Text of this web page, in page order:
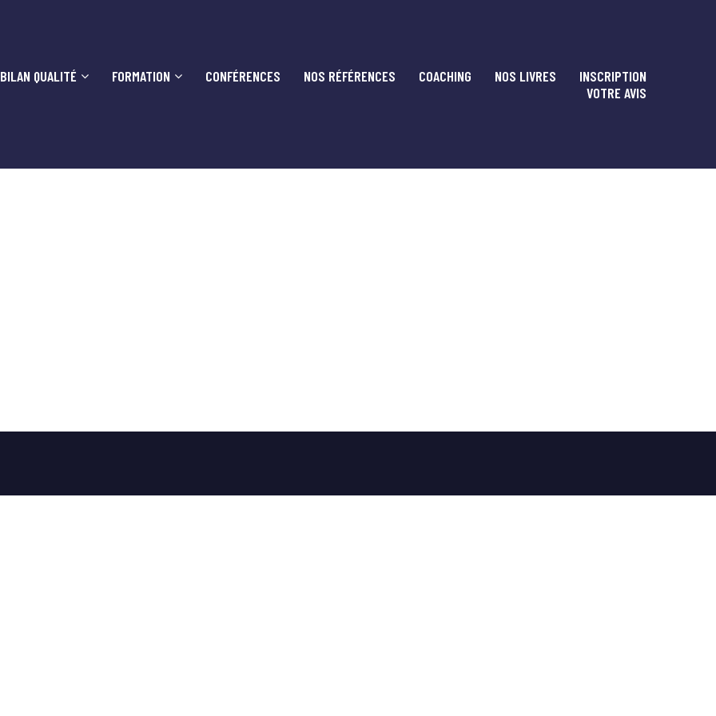
BILAN QUALITÉ FORMATION CONFÉRENCES NOS RÉFÉRENCES COACHING NOS LIVRES
INSCRIPTION
VOTRE AVIS